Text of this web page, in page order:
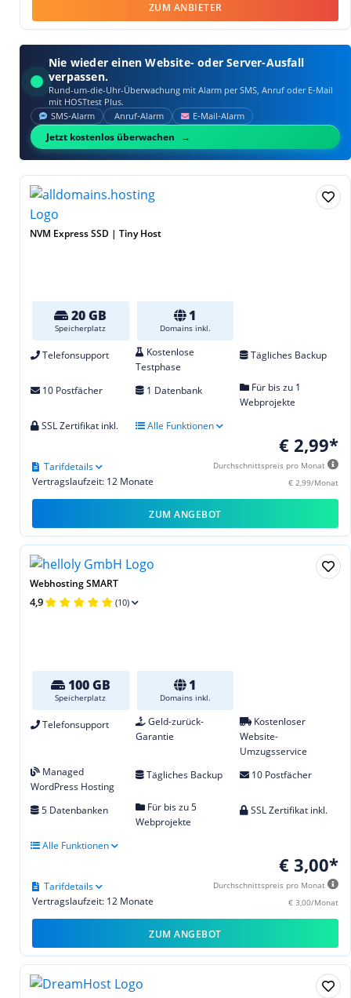
ZUM ANBIETER
Nie wieder einen Website- oder Server-Ausfall
verpassen.
Rund-um-die-Uhr-Überwachung mit Alarm per SMS, Anruf oder E‑Mail
mit HOSTtest Plus.
SMS‑Alarm Anruf‑Alarm E‑Mail‑Alarm
Jetzt kostenlos überwachen
NVM Express SSD | Tiny Host
20 GB
Speicherplatz
1
Domains inkl.
Telefonsupport
Kostenlose
Testphase
Tägliches Backup
10 Postfächer 1 Datenbank
Für bis zu 1
Webprojekte
SSL Zertifikat inkl.
Alle Funktionen
€ 2,99*
Durchschnittspreis pro Monat
€ 2,99/Monat
Vertragslaufzeit: 12 Monate
Tarifdetails
ZUM ANGEBOT
Webhosting SMART
4,9 (10)
100 GB
Speicherplatz
1
Domains inkl.
Telefonsupport
Geld-zurück-
Garantie
Kostenloser
Website-
Umzugsservice
Managed
WordPress Hosting
Tägliches Backup 10 Postfächer
5 Datenbanken
Für bis zu 5
Webprojekte
SSL Zertifikat inkl.
Alle Funktionen
€ 3,00*
Durchschnittspreis pro Monat
€ 3,00/Monat
Vertragslaufzeit: 12 Monate
Tarifdetails
ZUM ANGEBOT